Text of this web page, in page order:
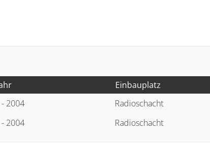
Einbauplatz
2004
Radioschacht
2004 Radioschacht